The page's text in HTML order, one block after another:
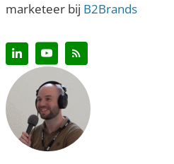
marketeer bij B2Brands